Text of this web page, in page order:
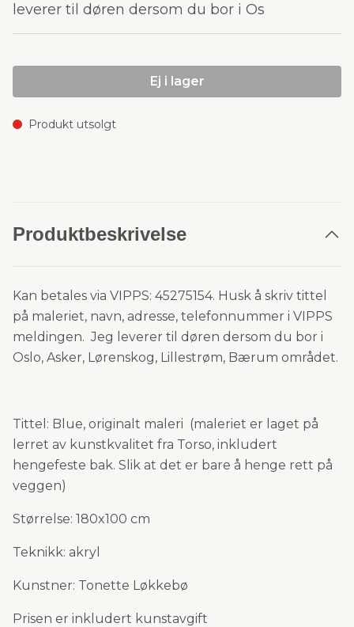
leverer til døren dersom du bor i Os
Ej i lager
Produkt utsolgt
Produktbeskrivelse
Kan betales via VIPPS: 45275154. Husk å skriv tittel
på maleriet, navn, adresse, telefonnummer i VIPPS
meldingen. Jeg leverer til døren dersom du bor i
Oslo, Asker, Lørenskog, Lillestrøm, Bærum området.
Tittel: Blue, originalt maleri (maleriet er laget på
lerret av kunstkvalitet fra Torso, inkludert
hengefeste bak. Slik at det er bare å henge rett på
veggen)
Størrelse: 180x100 cm
Teknikk: akryl
Kunstner: Tonette Løkkebø
Prisen er inkludert kunstavgift